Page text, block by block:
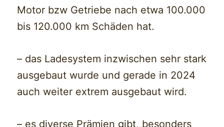
Motor bzw Getriebe nach etwa 100.000
bis 120.000 km Schäden hat.
– das Ladesystem inzwischen sehr stark
ausgebaut wurde und gerade in 2024
auch weiter extrem ausgebaut wird.
– es diverse Prämien gibt, besonders